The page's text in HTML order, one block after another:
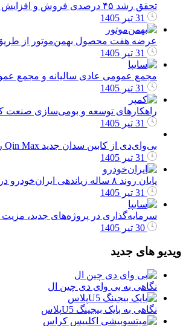
تحقق رشد ۴۵ درصدی فروش و افزایش ۱۰ درصدی تولید
عرضه هفت محصول بهمن‌موتور از طریق
مجمع عمومی عادی سالیانه و مجمع
راهکارهای توسعه و بومی‌سازی صنعت
بی‌وای‌دی از کابین سدان جدید Qin Max رونمایی کرد؛ عرضه با دو نسخه برقی و پلاگین هیبرید
پایان روند ۸ ساله زیاندهی ایران‌خودرو در سال ۱۴۰۴
سرمایه‌گذاری در پروژه‌های جدید،
ویدیو های جدید
نگاهی به بی وای دی چین ال
نگاهی به بایک بیجینگ U5پلاس